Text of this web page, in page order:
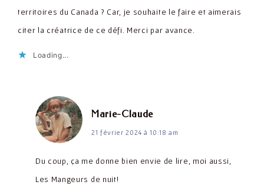
territoires du Canada ? Car, je souhaite le faire et aimerais
citer la créatrice de ce défi. Merci par avance.
Loading...
Marie-Claudedit :
21 février 2024 à 10:18 am
Du coup, ça me donne bien envie de lire, moi aussi,
Les Mangeurs de nuit!